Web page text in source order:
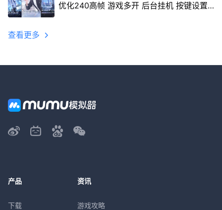
优化240高帧 游戏多开 后台挂机 按键设置
查看更多
产品
下载
资讯
游戏攻略